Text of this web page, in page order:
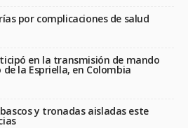
por complicaciones de salud
en la transmisión de mando
la Espriella, en Colombia
y tronadas aisladas este